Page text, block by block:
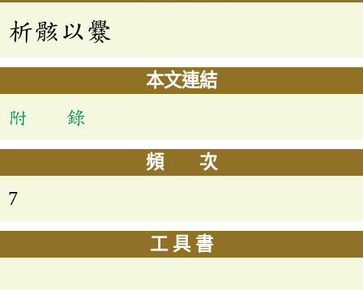
析骸以爨
本文連結
附 錄
頻 次
7
工 具 書